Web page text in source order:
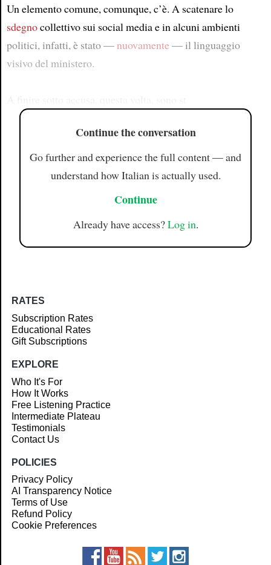
Un elemento comune, comunque, c’è. A scatenare lo
sdegnocollettivo sui social media e in alcuni ambienti
politici, infatti, è stato —nuovamente— il linguaggio
visivo del ministero.
Continue the conversation
Go further and experience the full content — and
understand how Italian is actually used.
Continue
Already have access?Log in.
RATES
Subscription Rates
Educational Rates
Gift Subscriptions
EXPLORE
Who It's For
How It Works
Free Listening Practice
Intermediate Plateau
Testimonials
Contact Us
POLICIES
Privacy Policy
AI Transparency Notice
Terms of Use
Refund Policy
Cookie Preferences